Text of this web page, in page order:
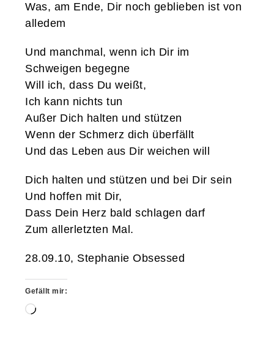
Was, am Ende, Dir noch geblieben ist von
alledem
Und manchmal, wenn ich Dir im
Schweigen begegne
Will ich, dass Du weißt,
Ich kann nichts tun
Außer Dich halten und stützen
Wenn der Schmerz dich überfällt
Und das Leben aus Dir weichen will
Dich halten und stützen und bei Dir sein
Und hoffen mit Dir,
Dass Dein Herz bald schlagen darf
Zum allerletzten Mal.
28.09.10, Stephanie Obsessed
Gefällt mir:
Wird